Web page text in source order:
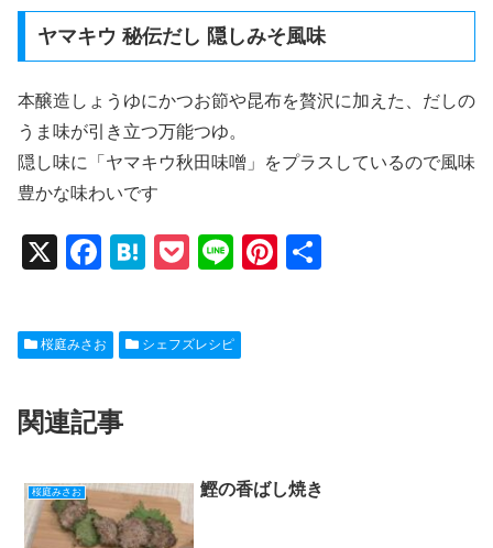
ヤマキウ 秘伝だし 隠しみそ風味
本醸造しょうゆにかつお節や昆布を贅沢に加えた、だしの
うま味が引き立つ万能つゆ。
隠し味に「ヤマキウ秋田味噌」をプラスしているので風味
豊かな味わいです
X
F
c
e
o
k
H
e
n
P
ck
et
Li
e
Pi
桜庭みさお シェフズレシピ
関連記事
桜庭みさお 鰹の香ばし焼き